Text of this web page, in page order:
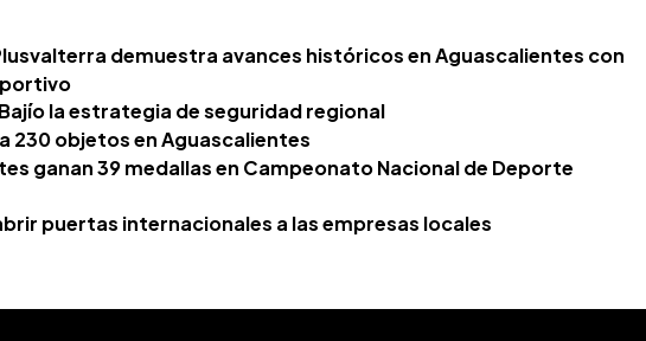
demuestra avances históricos en Aguascalientes con
la estrategia de seguridad regional
230 objetos en Aguascalientes
ganan 39 medallas en Campeonato Nacional de Deporte
puertas internacionales a las empresas locales